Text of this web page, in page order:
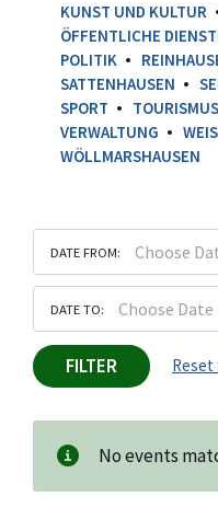
KUNST UND KULTUR
ÖFFENTLICHE
POLITIK
SATTENHAUSEN
SPORT
TOURISMUS
VERWALTUNG
WÖLLMARSHAUSEN
DATE FROM:
DATE TO:
FILTER
No events